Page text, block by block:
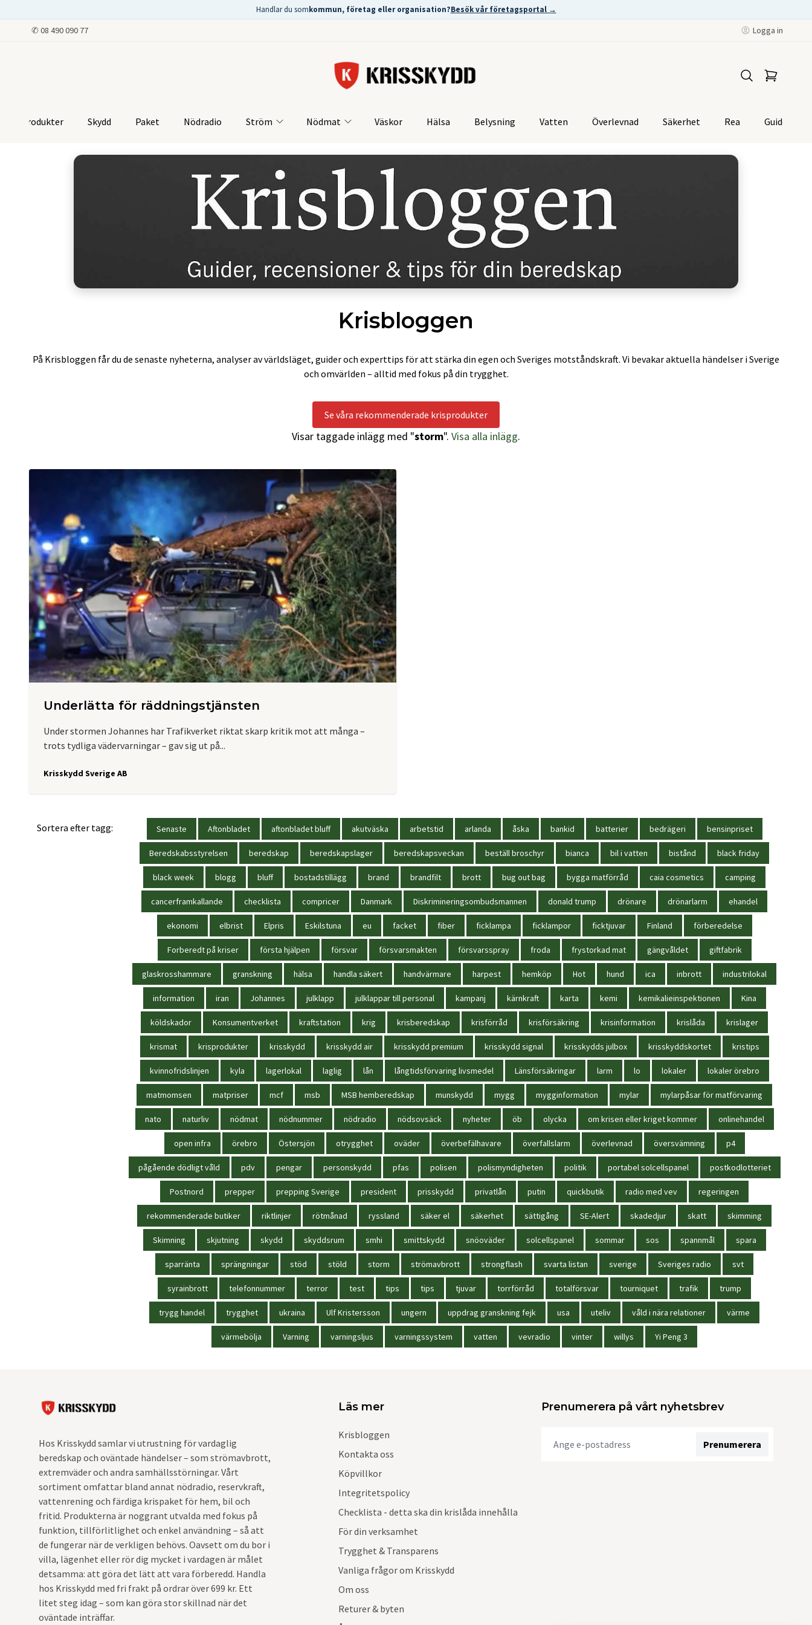
Handlar du somkommun, företag eller organisation?Besök vår företagsportal →
✆ 08 490 090 77 Logga in
Produkter Skydd Paket Nödradio Ström Nödmat Väskor Hälsa Belysning Vatten Överlevnad Säkerhet Rea Guider
Krisbloggen
På Krisbloggen får du de senaste nyheterna, analyser av världsläget, guider och experttips för att stärka din egen och Sveriges motståndskraft. Vi bevakar aktuella händelser i Sverige
och omvärlden – alltid med fokus på din trygghet.
Se våra rekommenderade krisprodukter
Visar taggade inlägg med "storm". Visa alla inlägg.
Underlätta för räddningstjänsten
Under stormen Johannes har Trafikverket riktat skarp kritik mot att många –
trots tydliga vädervarningar – gav sig ut på...
Krisskydd Sverige AB
Sortera efter tagg: Senaste Aftonbladet aftonbladet bluff akutväska arbetstid arlanda åska bankid batterier bedrägeri bensinpriset
Beredskabsstyrelsen beredskap beredskapslager beredskapsveckan beställ broschyr bianca bil i vatten bistånd black friday
black week blogg bluff bostadstillägg brand brandfilt brott bug out bag bygga matförråd caia cosmetics camping
cancerframkallande checklista compricer Danmark Diskrimineringsombudsmannen donald trump drönare drönarlarm ehandel
ekonomi elbrist Elpris Eskilstuna eu facket fiber ficklampa ficklampor ficktjuvar Finland förberedelse
Forberedt på kriser första hjälpen försvar försvarsmakten försvarsspray froda frystorkad mat gängvåldet giftfabrik
glaskrosshammare granskning hälsa handla säkert handvärmare harpest hemköp Hot hund ica inbrott industrilokal
information iran Johannes julklapp julklappar till personal kampanj kärnkraft karta kemi kemikalieinspektionen Kina
köldskador Konsumentverket kraftstation krig krisberedskap krisförråd krisförsäkring krisinformation krislåda krislager
krismat krisprodukter krisskydd krisskydd air krisskydd premium krisskydd signal krisskydds julbox krisskyddskortet kristips
kvinnofridslinjen kyla lagerlokal laglig lån långtidsförvaring livsmedel Länsförsäkringar larm lo lokaler lokaler örebro
matmomsen matpriser mcf msb MSB hemberedskap munskydd mygg mygginformation mylar mylarpåsar för matförvaring
nato naturliv nödmat nödnummer nödradio nödsovsäck nyheter öb olycka om krisen eller kriget kommer onlinehandel
open infra örebro Östersjön otrygghet oväder överbefälhavare överfallslarm överlevnad översvämning p4
pågående dödligt våld pdv pengar personskydd pfas polisen polismyndigheten politik portabel solcellspanel postkodlotteriet
Postnord prepper prepping Sverige president prisskydd privatlån putin quickbutik radio med vev regeringen
rekommenderade butiker riktlinjer rötmånad ryssland säker el säkerhet sättigång SE-Alert skadedjur skatt skimming
Skimning skjutning skydd skyddsrum smhi smittskydd snöoväder solcellspanel sommar sos spannmål spara
sparränta sprängningar stöd stöld storm strömavbrott strongflash svarta listan sverige Sveriges radio svt
syrainbrott telefonnummer terror test tips tips tjuvar torrförråd totalförsvar tourniquet trafik trump
trygg handel trygghet ukraina Ulf Kristersson ungern uppdrag granskning fejk usa uteliv våld i nära relationer värme
värmebölja Varning varningsljus varningssystem vatten vevradio vinter willys Yi Peng 3
Hos Krisskydd samlar vi utrustning för vardaglig
beredskap och oväntade händelser – som strömavbrott,
extremväder och andra samhällsstörningar. Vårt
sortiment omfattar bland annat nödradio, reservkraft,
vattenrening och färdiga krispaket för hem, bil och
fritid. Produkterna är noggrant utvalda med fokus på
funktion, tillförlitlighet och enkel användning – så att
de fungerar när de verkligen behövs. Oavsett om du bor i
villa, lägenhet eller rör dig mycket i vardagen är målet
detsamma: att göra det lätt att vara förberedd. Handla
hos Krisskydd med fri frakt på ordrar över 699 kr. Ett
litet steg idag – som kan göra stor skillnad när det
oväntade inträffar.
Läs mer
Krisbloggen
Kontakta oss
Köpvillkor
Integritetspolicy
Checklista - detta ska din krislåda innehålla
För din verksamhet
Trygghet & Transparens
Vanliga frågor om Krisskydd
Om oss
Returer & byten
Prenumerera på vårt nyhetsbrev
Prenumerera